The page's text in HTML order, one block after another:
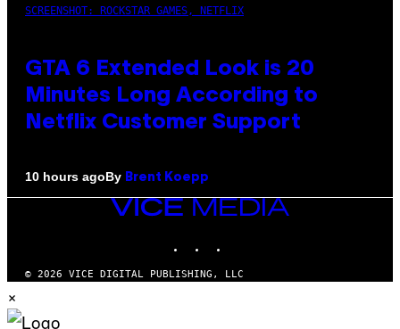
SCREENSHOT: ROCKSTAR GAMES, NETFLIX
GTA 6 Extended Look is 20
Minutes Long According to
Netflix Customer Support
10 hours agoBy Brent Koepp
VICE
MEDIA
© 2026 VICE DIGITAL PUBLISHING, LLC
×